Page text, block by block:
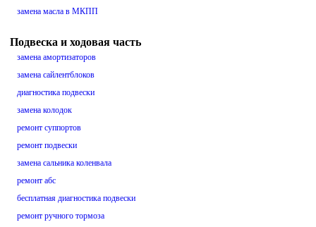
замена масла в МКПП
Подвеска и ходовая часть
замена амортизаторов
замена сайлентблоков
диагностика подвески
замена колодок
ремонт суппортов
ремонт подвески
замена сальника коленвала
ремонт абс
бесплатная диагностика подвески
ремонт ручного тормоза